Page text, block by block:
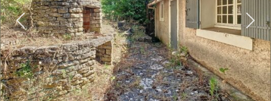
Previous